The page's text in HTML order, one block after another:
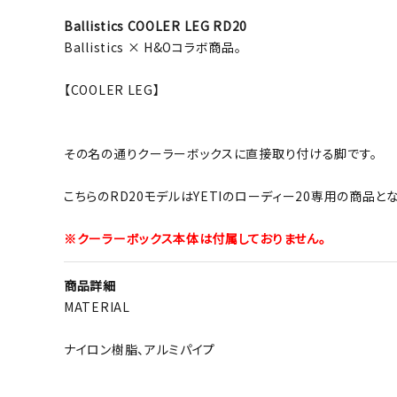
Ballistics COOLER LEG RD20
Ballistics × H&Oコラボ商品。
【COOLER LEG】
その名の通りクーラーボックスに直接取り付ける脚です。
こちらのRD20モデルはYETIのローディー20専用の商品とな
※クーラーボックス本体は付属しておりません。
商品詳細
MATERIAL
ナイロン樹脂、アルミパイプ